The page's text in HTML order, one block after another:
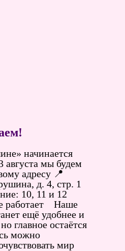
начинается
августа мы будем
адресу 📍
д. 4, стр. 1
10, 11 и 12
работает Наше
ещё удобнее и
главное остаётся
можно
мир